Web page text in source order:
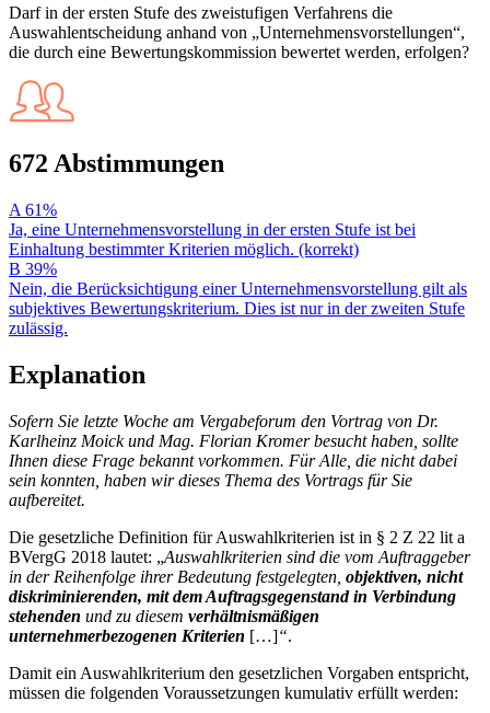
Darf in der ersten Stufe des zweistufigen Verfahrens die
Auswahlentscheidung anhand von „Unternehmensvorstellungen“,
die durch eine Bewertungskommission bewertet werden, erfolgen?
672 Abstimmungen
A 61%
Ja, eine Unternehmensvorstellung in der ersten Stufe ist bei
Einhaltung bestimmter Kriterien möglich. (korrekt)
B 39%
Nein, die Berücksichtigung einer Unternehmensvorstellung gilt als
subjektives Bewertungskriterium. Dies ist nur in der zweiten Stufe
zulässig.
Explanation
Sofern Sie letzte Woche am Vergabeforum den Vortrag von Dr.
Karlheinz Moick und Mag. Florian Kromer besucht haben, sollte
Ihnen diese Frage bekannt vorkommen. Für Alle, die nicht dabei
sein konnten, haben wir dieses Thema des Vortrags für Sie
aufbereitet.
Die gesetzliche Definition für Auswahlkriterien ist in § 2 Z 22 lit a
BVergG 2018 lautet: „Auswahlkriterien sind die vom Auftraggeber
in der Reihenfolge ihrer Bedeutung festgelegten, objektiven, nicht
diskriminierenden, mit dem Auftragsgegenstand in Verbindung
stehenden und zu diesem verhältnismäßigen
unternehmerbezogenen Kriterien […]“.
Damit ein Auswahlkriterium den gesetzlichen Vorgaben entspricht,
müssen die folgenden Voraussetzungen kumulativ erfüllt werden: